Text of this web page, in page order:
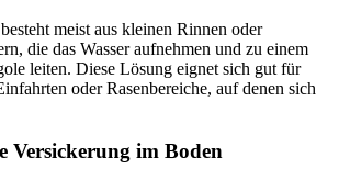
meist aus kleinen Rinnen oder
die das Wasser aufnehmen und zu einem
leiten. Diese Lösung eignet sich gut für
oder Rasenbereiche, auf denen sich
Versickerung im Boden